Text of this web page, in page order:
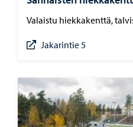
Valaistu hiekkakenttä,
Jakarintie 5